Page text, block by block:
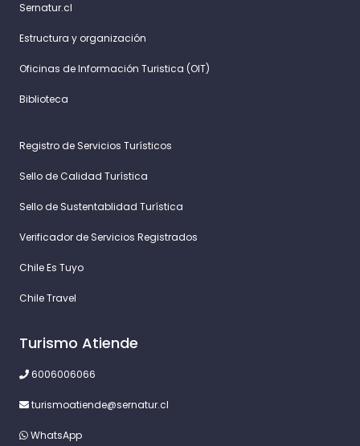
Sernatur.cl
Estructura y organización
Oficinas de Información Turistica (OIT)
Biblioteca
Registro de Servicios Turísticos
Sello de Calidad Turística
Sello de Sustentablidad Turística
Verificador de Servicios Registrados
Chile Es Tuyo
Chile Travel
Turismo Atiende
6006006066
turismoatiende@sernatur.cl
WhatsApp